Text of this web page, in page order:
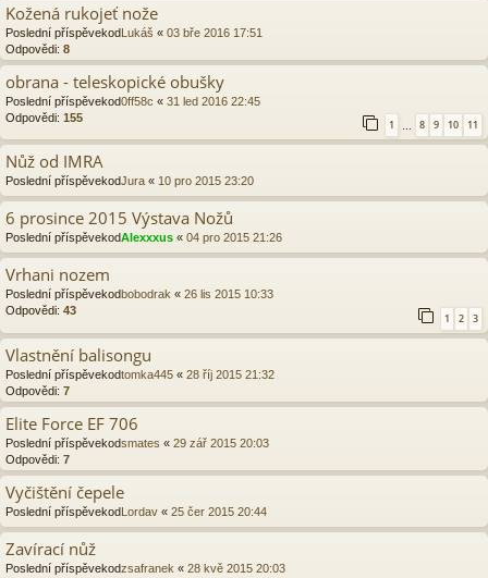
Kožená rukojeť nože
Poslední příspěvekodLukáš « 03 bře 2016 17:51
Odpovědi: 8
obrana - teleskopické obušky
Poslední příspěvekod0ff58c « 31 led 2016 22:45
Odpovědi: 155
1 … 8 9 10 11
Nůž od IMRA
Poslední příspěvekodJura « 10 pro 2015 23:20
6 prosince 2015 Výstava Nožů
Poslední příspěvekodAlexxxus « 04 pro 2015 21:26
Vrhani nozem
Poslední příspěvekodbobodrak « 26 lis 2015 10:33
Odpovědi: 43
1 2 3
Vlastnění balisongu
Poslední příspěvekodtomka445 « 28 říj 2015 21:32
Odpovědi: 7
Elite Force EF 706
Poslední příspěvekodsmates « 29 zář 2015 20:03
Odpovědi: 7
Vyčištění čepele
Poslední příspěvekodLordav « 25 čer 2015 20:44
Zavírací nůž
Poslední příspěvekodzsafranek « 28 kvě 2015 20:03